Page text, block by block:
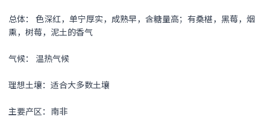
总体： 色深红，单宁厚实，成熟早，含糖量高；有桑椹，黑莓，烟
熏，树莓，泥土的香气
气候： 温热气候
理想土壤：适合大多数土壤
主要产区：南非